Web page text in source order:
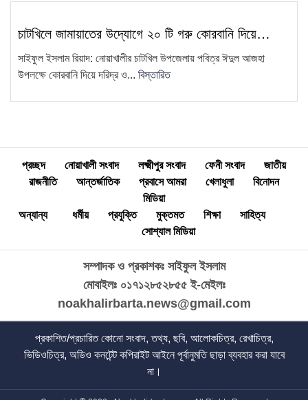
উপকরণ…
15
চাটখিল উপজেলা ছাত্রদলের সভাপতি
প্রার্থী অশ্রু বিন্দু পাটওয়ারী
চাটখিলে জামায়াতের উদ্যোগে ২০ টি গরু কোরবানি দিয়ে…
সাইফুল ইসলাম রিয়াদ: নোয়াখালীর চাটখিল উপজেলায় পবিত্র ঈদুল আজহা
উপলক্ষে কোরবানি দিয়ে দরিদ্র ও... বিস্তারিত
প্রচ্ছদ নোয়াখালী সংবাদ লক্ষ্মীপুর সংবাদ ফেনী সংবাদ
জাতীয়
রাজনীতি
আন্তর্জাতিক প্রবাসে আমরা খেলাধুলা
বিনোদন
মিডিয়া
অন্যান্য
ধর্মীয় প্রযুক্তি মুক্তমত শিক্ষা
সাহিত্য
সোশ্যাল মিডিয়া
সম্পাদক ও প্রকাশকঃ সাইফুল ইসলাম
মোবাইলঃ ০১৭১২৮৫২৮৫৫ ই-মেইলঃ
noakhalirbarta.news@gmail.com
প্রকাশিত/প্রচারিত কোনো সংবাদ, তথ্য, ছবি, আলোকচিত্র, রেখাচিত্র,
ভিডিওচিত্র, অডিও কনটেন্ট কপিরাইট আইনে পূর্বানুমতি ছাড়া ব্যবহার করা যাবে
না।